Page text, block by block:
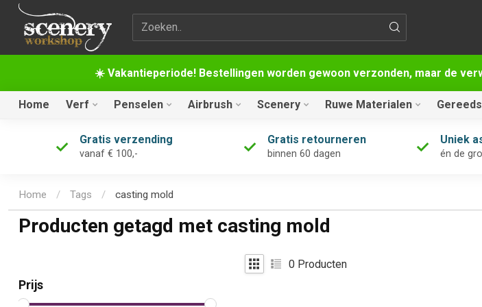
☀️ Vakantieperiode! Bestellingen worden gewoon verzonden, maar de
Zoekterm
Home Verf Penselen Airbrush Scenery Ruwe Materialen
Gratis verzending
vanaf € 100,-
Gratis retourneren
binnen 60 dagen
Uniek
én de
Home / Tags / casting mold
Producten getagd met casting mold
Prijs
0 Producten